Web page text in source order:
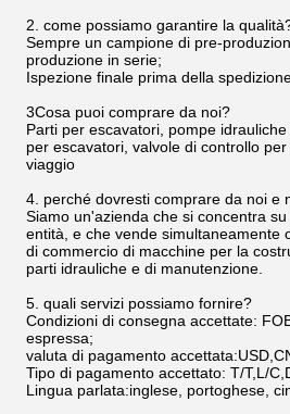
2. come possiamo garantire la
Sempre un campione di pre-
produzione in serie;
Ispezione finale prima della
3Cosa puoi comprare da noi?
Parti per escavatori, pompe
per escavatori, valvole di controllo
viaggio
4. perché dovresti comprare da noi e
Siamo un'azienda che si concentra
entità, e che vende simultaneamente
di commercio di macchine per la
parti idrauliche e di manutenzione.
5. quali servizi possiamo fornire?
Condizioni di consegna accettate:
espressa;
valuta di pagamento
Tipo di pagamento accettato: T/T,L/
Lingua parlata:inglese, portoghese,